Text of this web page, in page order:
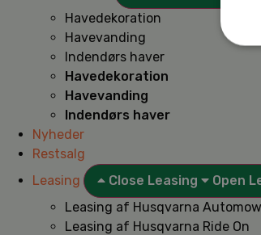
Havedekoration
Havevanding
Indendørs haver
Havedekoration
Havevanding
Indendørs haver
Nyheder
Restsalg
Leasing
Close Leasing
Open
Leasing af Husqvarna
Leasing af Husqvarna Ride On